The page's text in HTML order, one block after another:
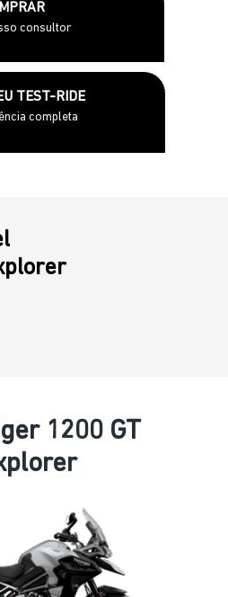
consultor
TEST-RIDE
completa
1200 GT